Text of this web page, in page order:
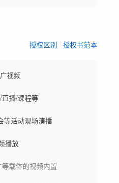
授权区别 授权书范本
视频
播/课程等
等活动现场演播
播放
载体的视频内置